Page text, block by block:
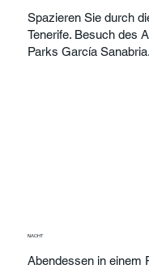
Spazieren Sie durch
Tenerife. Besuch des
Parks García Sanabria.
NACHT
Abendessen in einem